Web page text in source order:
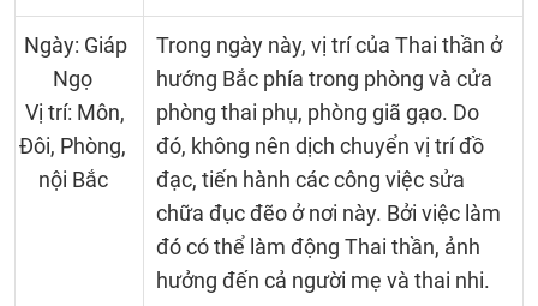
Ngày: Giáp
Ngọ
Vị trí: Môn,
Đôi, Phòng,
nội Bắc
Trong ngày này, vị trí của Thai thần ở
hướng Bắc phía trong phòng và cửa
phòng thai phụ, phòng giã gạo. Do
đó, không nên dịch chuyển vị trí đồ
đạc, tiến hành các công việc sửa
chữa đục đẽo ở nơi này. Bởi việc làm
đó có thể làm động Thai thần, ảnh
hưởng đến cả người mẹ và thai nhi.